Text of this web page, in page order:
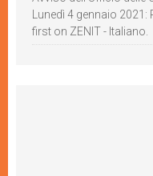
Lunedì 4 gennaio
first on ZENIT - Italiano.